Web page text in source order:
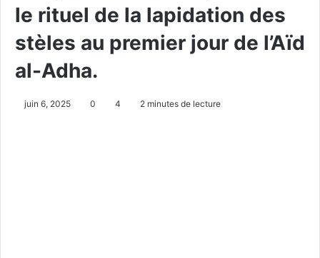
le rituel de la lapidation des
stèles au premier jour de l’Aïd
al-Adha.
juin 6, 2025 0 4 2 minutes de lecture